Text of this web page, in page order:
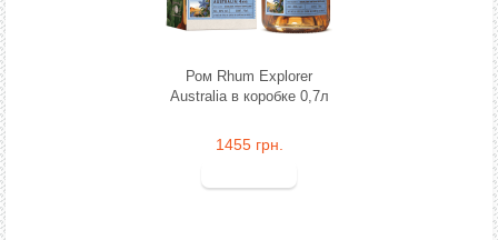
Ром Rhum Explorer
Australia в коробке 0,7л
1455 грн.